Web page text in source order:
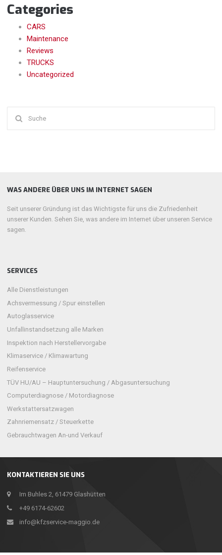
Categories
CARS
Maintenance
Reviews
TRUCKS
Uncategorized
nach:
KONTAKTIEREN SIE UNS
Im Buhles 2, 61479 Glashütten
+49 6174-62602
info@kfzservice-maggio.de
WAS ANDERE ÜBER UNS IM INTERNET SAGEN
Seit unserer Gründung ist das Wichtigste für uns die Zufriedenheit
unserer Kunden. Sehen Sie, was andere im Internet über unseren Service
sagen.
SERVICES
Alle Dienstleistungen
Achsvermessung / Spur einstellen
Autoglasservice
Unfallinstandsetzung alle Marken
Inspektion nach Herstellervorgabe
Klimaservice / Klimawartung
Reifenservice
TÜV HU/AU – Hauptuntersuchung / Abgasuntersuchung
Computerdiagnose / Motordiagnose
Werkstattersatzwagen
Zahnriemensatz / Steuerkette
Gebrauchtwagen An-und Verkauf